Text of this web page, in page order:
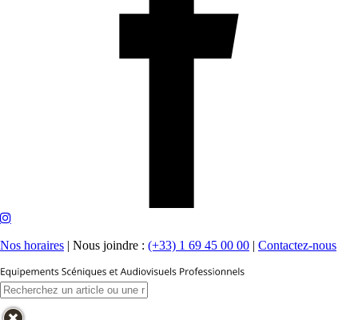
Nos horaires | Nous joindre : (+33) 1 69 45 00 00 | Contactez-nous